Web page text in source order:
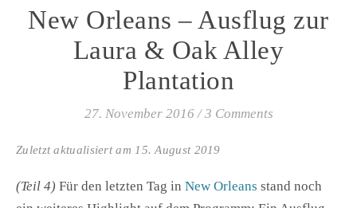
New Orleans – Ausflug zur
Laura & Oak Alley
Plantation
27. November 2016 / 3 Comments
Zuletzt aktualisiert am 15. August 2019
(Teil 4) Für den letzten Tag in New Orleans stand noch